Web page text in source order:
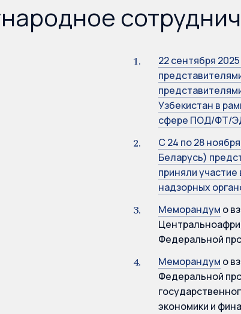
22 сентября
Узбекистан в
сфере ПОД/ФТ/
С 24 по 28
Беларусь)
приняли
надзорных
Меморандум о
Федеральной
Меморандум о
Федеральной
экономики и